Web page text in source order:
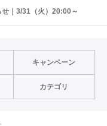
｜3/31（火）20:00～
キャンペーン
カテゴリ